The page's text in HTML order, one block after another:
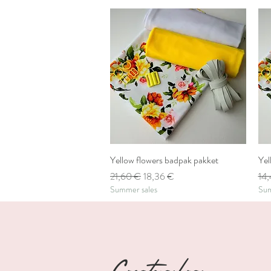
Aperçu rapide
Yellow flowers badpak pakket
Prix original
21,60 €Prix promotionnel
18,36 €
Summer sales